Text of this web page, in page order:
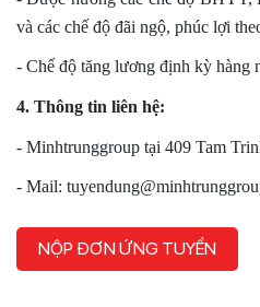
và các chế độ đãi ngộ, phúc lợi
- Chế độ tăng lương định kỳ hàng
4. Thông tin liên hệ:
- Minhtrunggroup tại 409 Tam
- Mail:
NỘP ĐƠN ỨNG TUYỂN